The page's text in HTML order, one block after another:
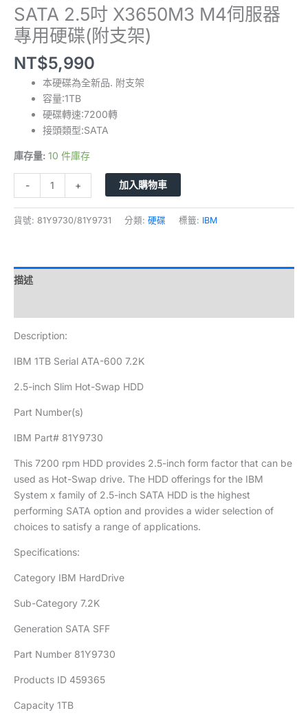
SATA 2.5吋 X3650M3 M4伺服器
專用硬碟(附支架)
NT$5,990
本硬碟為全新品. 附支架
容量:1TB
硬碟轉速:7200轉
接頭類型:SATA
庫存量: 10 件庫存
- + 加入購物車
貨號: 81Y9730/81Y9731 分類: 硬碟 標籤: IBM
描述
Description:
IBM 1TB Serial ATA-600 7.2K
2.5-inch Slim Hot-Swap HDD
Part Number(s)
IBM Part# 81Y9730
This 7200 rpm HDD provides 2.5-inch form factor that can be
used as Hot-Swap drive. The HDD offerings for the IBM
System x family of 2.5-inch SATA HDD is the highest
performing SATA option and provides a wider selection of
choices to satisfy a range of applications.
Specifications:
Category IBM HardDrive
Sub-Category 7.2K
Generation SATA SFF
Part Number 81Y9730
Products ID 459365
Capacity 1TB